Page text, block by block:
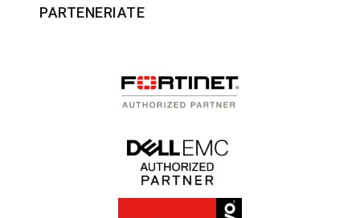
PARTENERIATE